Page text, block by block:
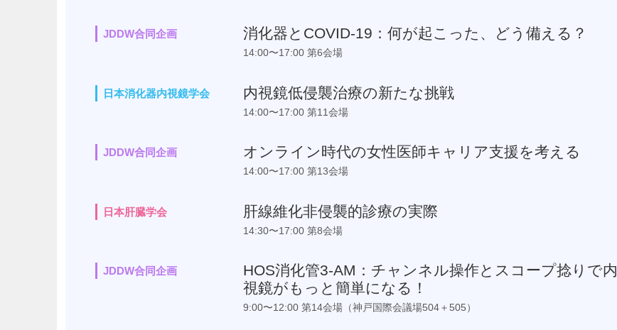
JDDW合同企画 消化器とCOVID-19：何が起こった、どう備える？
14:00〜17:00 第6会場
日本消化器内視鏡学会 内視鏡低侵襲治療の新たな挑戦
14:00〜17:00 第11会場
JDDW合同企画 オンライン時代の女性医師キャリア支援を考える
14:00〜17:00 第13会場
日本肝臓学会 肝線維化非侵襲的診療の実際
14:30〜17:00 第8会場
JDDW合同企画
HOS消化管3-AM：チャンネル操作とスコープ捻りで内
視鏡がもっと簡単になる！
9:00〜12:00 第14会場（神戸国際会議場504＋505）